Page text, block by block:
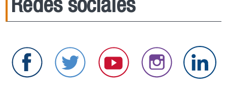
Redes sociales